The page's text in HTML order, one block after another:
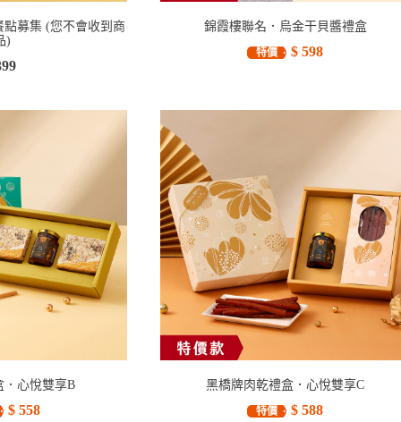
募集 (您不會收到商
)
錦霞樓聯名．烏金干貝醬禮盒
特價 $ 598
．心悅雙享B
$ 558
黑橋牌肉乾禮盒．心悅雙享C
特價 $ 588